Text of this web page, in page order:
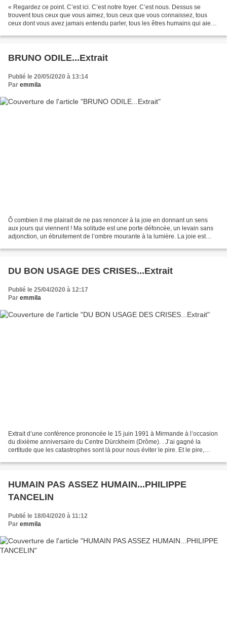
« Regardez ce point. C’est ici. C’est notre foyer. C’est nous. Dessus se
trouvent tous ceux que vous aimez, tous ceux que vous connaissez, tous
ceux dont vous avez jamais entendu parler, tous les êtres humains qui aient
BRUNO ODILE...Extrait
Publié le 20/05/2020 à 13:14
Par emmila
Ô combien il me plairait de ne pas renoncer à la joie en donnant un sens
aux jours qui viennent ! Ma solitude est une porte défoncée, un levain sans
adjonction, un ébruitement de l’ombre mourante à la lumière. La joie est
DU BON USAGE DES CRISES...Extrait
Publié le 25/04/2020 à 12:17
Par emmila
Extrait d’une conférence prononcée le 15 juin 1991 à Mirmande à l’occasion
du dixième anniversaire du Centre Dürckheim (Drôme). . J’ai gagné la
certitude que les catastrophes sont là pour nous éviter le pire. Et le pire,
HUMAIN PAS ASSEZ HUMAIN...PHILIPPE
TANCELIN
Publié le 18/04/2020 à 11:12
Par emmila